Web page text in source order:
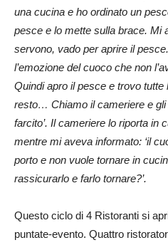
una cucina e ho ordinato un
pesce e lo mette sulla brace. Mi
servono, vado per aprire il
l’emozione del cuoco che non
Quindi apro il pesce e trovo tutte
resto… Chiamo il cameriere e gli
farcito’. Il cameriere lo riporta in
mentre mi aveva informato: ‘il
porto e non vuole tornare in
rassicurarlo e farlo tornare?’.
Questo ciclo di 4 Ristoranti si
puntate-evento. Quattro